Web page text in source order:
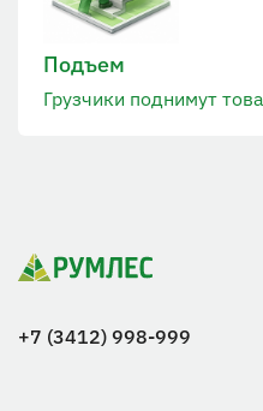
Подъем
Грузчики поднимут
+7 (3412) 998-999